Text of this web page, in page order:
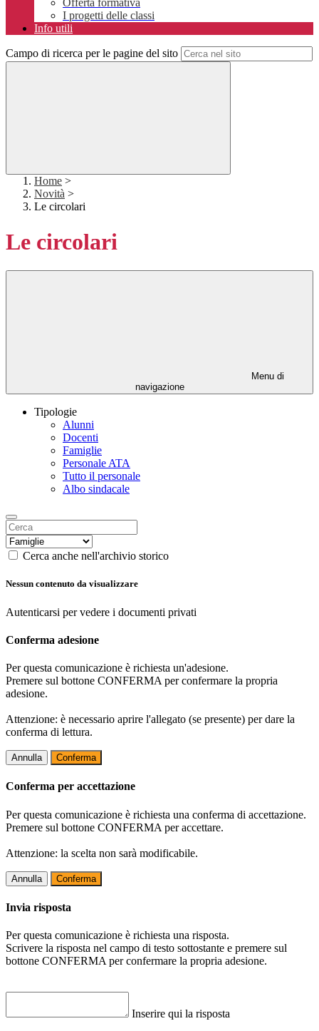
Offerta formativa
I progetti delle classi
Info utili
Campo di ricerca per le pagine del sito
Home >
Novità >
Le circolari
Le circolari
Menu di
navigazione
Tipologie
Alunni
Docenti
Famiglie
Personale ATA
Tutto il personale
Albo sindacale
Cerca anche nell'archivio storico
Nessun contenuto da visualizzare
Autenticarsi per vedere i documenti privati
Conferma adesione
Per questa comunicazione è richiesta un'adesione.
Premere sul bottone CONFERMA per confermare la propria
adesione.
Attenzione: è necessario aprire l'allegato (se presente) per dare la
conferma di lettura.
Annulla Conferma
Conferma per accettazione
Per questa comunicazione è richiesta una conferma di accettazione.
Premere sul bottone CONFERMA per accettare.
Attenzione: la scelta non sarà modificabile.
Annulla Conferma
Invia risposta
Per questa comunicazione è richiesta una risposta.
Scrivere la risposta nel campo di testo sottostante e premere sul
bottone CONFERMA per confermare la propria adesione.
Inserire qui la risposta